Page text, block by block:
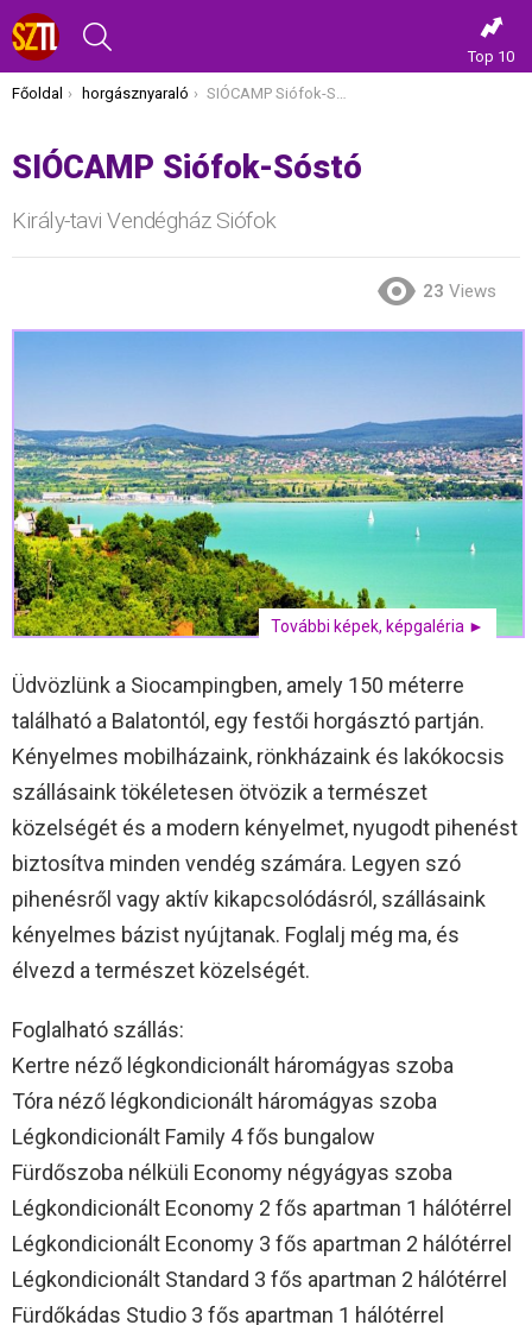
Top 10
Itt vagy most:
Főoldal horgásznyaraló SIÓCAMP Siófok-Sóstó
SIÓCAMP Siófok-Sóstó
Király-tavi Vendégház Siófok
23 Views
További képek, képgaléria ►
Üdvözlünk a Siocampingben, amely 150 méterre
található a Balatontól, egy festői horgásztó partján.
Kényelmes mobilházaink, rönkházaink és lakókocsis
szállásaink tökéletesen ötvözik a természet
közelségét és a modern kényelmet, nyugodt pihenést
biztosítva minden vendég számára. Legyen szó
pihenésről vagy aktív kikapcsolódásról, szállásaink
kényelmes bázist nyújtanak. Foglalj még ma, és
élvezd a természet közelségét.
Foglalható szállás:
Kertre néző légkondicionált háromágyas szoba
Tóra néző légkondicionált háromágyas szoba
Légkondicionált Family 4 fős bungalow
Fürdőszoba nélküli Economy négyágyas szoba
Légkondicionált Economy 2 fős apartman 1 hálótérrel
Légkondicionált Economy 3 fős apartman 2 hálótérrel
Légkondicionált Standard 3 fős apartman 2 hálótérrel
Fürdőkádas Studio 3 fős apartman 1 hálótérrel